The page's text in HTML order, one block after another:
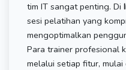
tim IT sangat penting. Di
sesi pelatihan yang
mengoptimalkan
Para trainer profesional
melalui setiap fitur,